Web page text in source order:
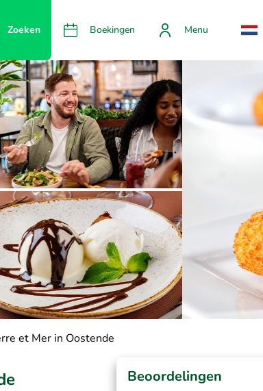
Zoeken Boekingen Menu
et Mer in Oostende
Beoordelingen